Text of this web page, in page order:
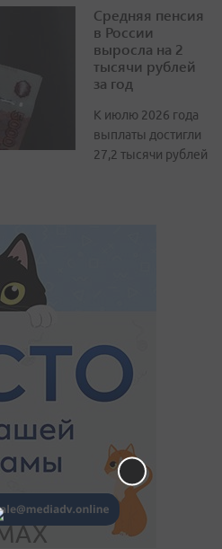
Средняя пенсия
в России
выросла на 2
тысячи рублей
за год
К июлю 2026 года
выплаты достигли
27,2 тысячи рублей